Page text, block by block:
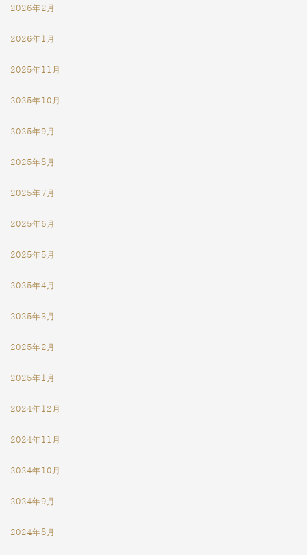
2026年2月
2026年1月
2025年11月
2025年10月
2025年9月
2025年8月
2025年7月
2025年6月
2025年5月
2025年4月
2025年3月
2025年2月
2025年1月
2024年12月
2024年11月
2024年10月
2024年9月
2024年8月